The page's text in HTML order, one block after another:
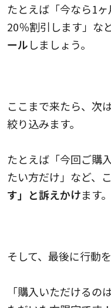
たとえば「今なら1
20％割引します」など
ールしましょう。
ここまで来たら、次
絞り込みます。
たとえば「今回ご購
たい方だけ」など、
す」と訴えかけます。
そして、最後に行動を
「購入いただけるの